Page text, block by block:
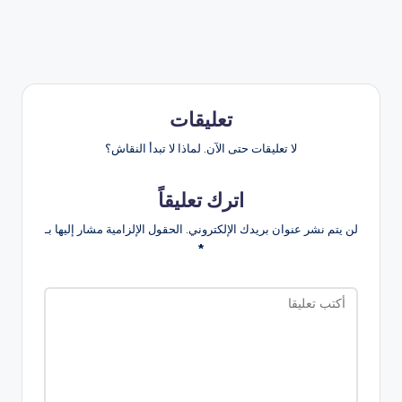
تعليقات
لا تعليقات حتى الآن. لماذا لا تبدأ النقاش؟
اترك تعليقاً
لن يتم نشر عنوان بريدك الإلكتروني. الحقول الإلزامية مشار إليها بـ
*